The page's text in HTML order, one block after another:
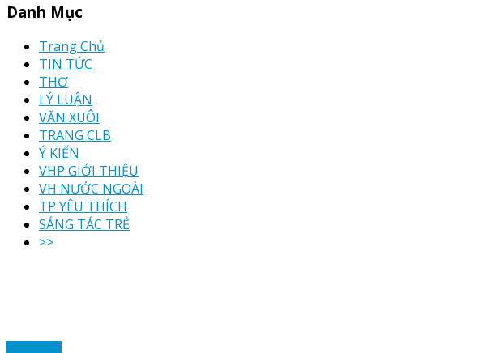
Danh Mục
Trang Chủ
TIN TỨC
THƠ
LÝ LUẬN
VĂN XUÔI
TRANG CLB
Ý KIẾN
VHP GIỚI THIỆU
VH NƯỚC NGOÀI
TP YÊU THÍCH
SÁNG TÁC TRẺ
>>